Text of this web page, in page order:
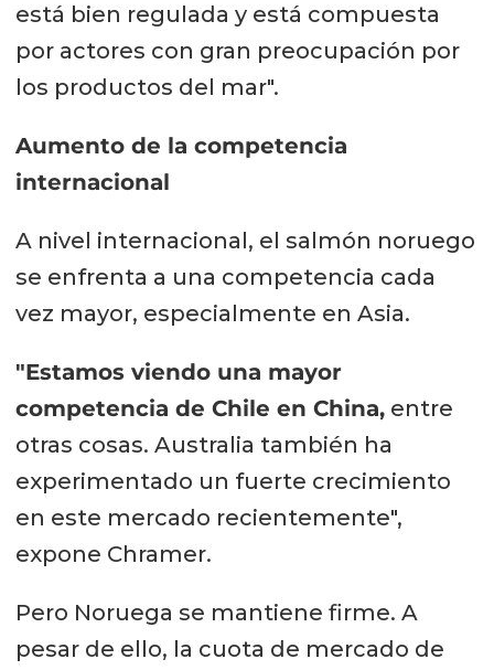
está bien regulada y está compuesta
por actores con gran preocupación por
los productos del mar".
Aumento de la competencia
internacional
A nivel internacional, el salmón noruego
se enfrenta a una competencia cada
vez mayor, especialmente en Asia.
"Estamos viendo una mayor
competencia de Chile en China,entre
otras cosas. Australia también ha
experimentado un fuerte crecimiento
en este mercado recientemente",
expone Chramer.
Pero Noruega se mantiene firme. A
pesar de ello, la cuota de mercado de